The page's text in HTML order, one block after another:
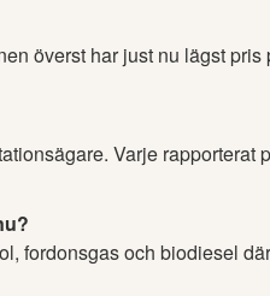
överst har just nu lägst
Varje
fordonsgas och biodiesel